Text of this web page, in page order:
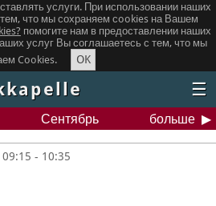
услуги. При использовании наших
что мы сохраняем сookies на Вашем
помогите нам в предоставлении наших
услуг Вы соглашаетесь с тем, что мы
Cookies.
OK
☰
Сентябрь больше
- 10:35